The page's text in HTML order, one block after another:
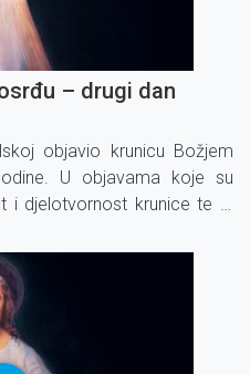
– drugi dan
objavio krunicu Božjem
U objavama koje su
i djelotvor­nost krunice te je